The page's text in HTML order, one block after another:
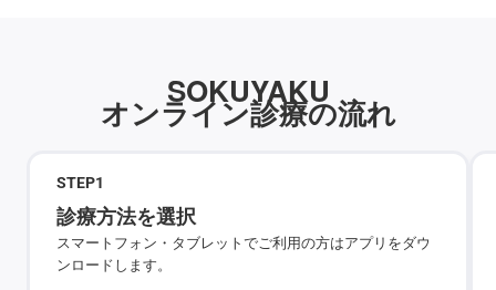
SOKUYAKU
オンライン診療の流れ
STEP1
診療方法を選択
スマートフォン・タブレットでご利用の方はアプリをダウ
ンロードします。